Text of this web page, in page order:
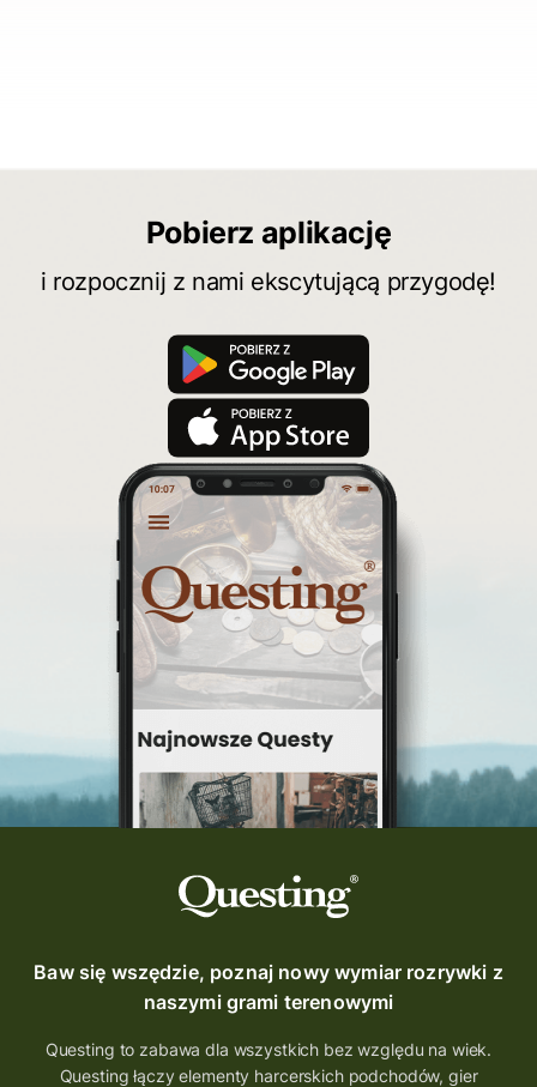
Pobierz aplikację
i rozpocznij z nami ekscytującą przygodę!
Baw się wszędzie, poznaj nowy wymiar rozrywki z
naszymi grami terenowymi
Questing to zabawa dla wszystkich bez względu na wiek.
Questing łączy elementy harcerskich podchodów, gier